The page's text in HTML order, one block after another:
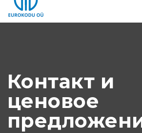
Контакт и
ценовое